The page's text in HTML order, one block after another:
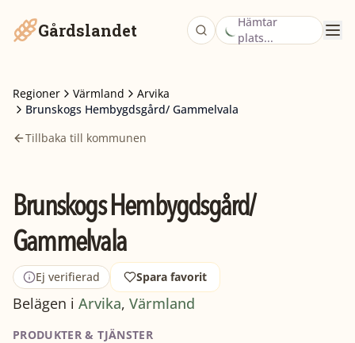
Gårdslandet
Hämtar
plats...
Regioner Värmland
Arvika
Brunskogs Hembygdsgård/ Gammelvala
Tillbaka till kommunen
Brunskogs Hembygdsgård/
Gammelvala
Ej verifierad Spara favorit
Belägen i Arvika, Värmland
PRODUKTER & TJÄNSTER